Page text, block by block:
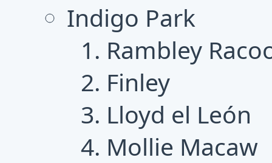
Indigo Park
Rambley
Finley
Lloyd el León
Mollie Macaw